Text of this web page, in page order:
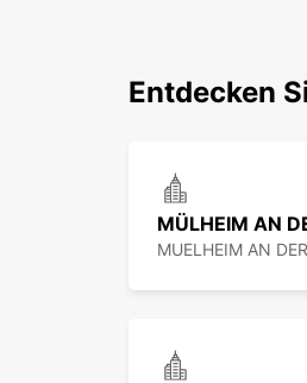
Entdecken
MÜLHEIM AN
MUELHEIM AN